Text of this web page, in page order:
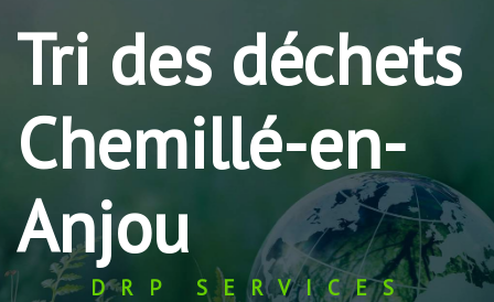
Tri des déchets
Chemillé-en-
Anjou
DRP SERVICES